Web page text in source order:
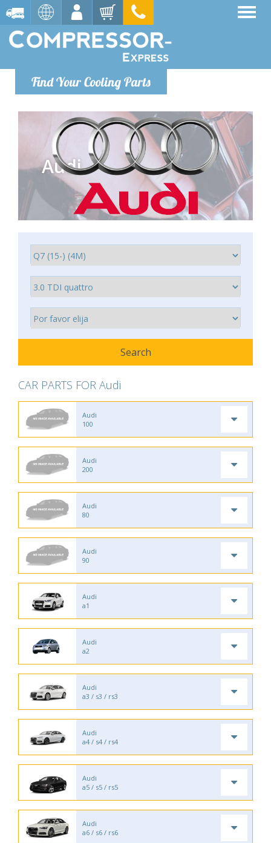
Find Your Cooling Parts
Audi
CAR PARTS FOR Audi
Audi
100
Audi
200
Audi
80
Audi
90
Audi
a1
Audi
a2
Audi
a3 / s3 / rs3
Audi
a4 / s4 / rs4
Audi
a5 / s5 / rs5
Audi
a6 / s6 / rs6